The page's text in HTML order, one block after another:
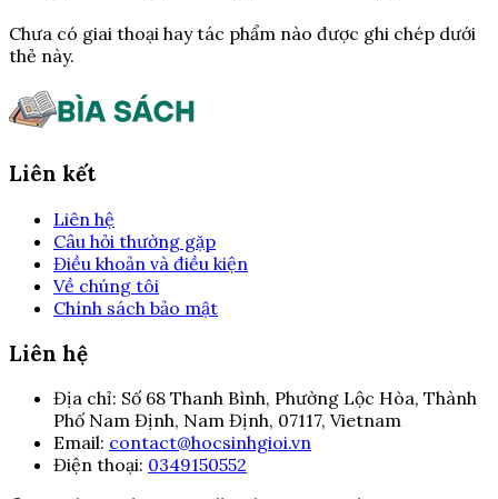
Chưa có giai thoại hay tác phẩm nào được ghi chép dưới
thẻ này.
Liên kết
Liên hệ
Câu hỏi thường gặp
Điều khoản và điều kiện
Về chúng tôi
Chính sách bảo mật
Liên hệ
Địa chỉ: Số 68 Thanh Bình, Phường Lộc Hòa, Thành
Phố Nam Định, Nam Định, 07117, Vietnam
Email: contact@hocsinhgioi.vn
Điện thoại: 0349150552